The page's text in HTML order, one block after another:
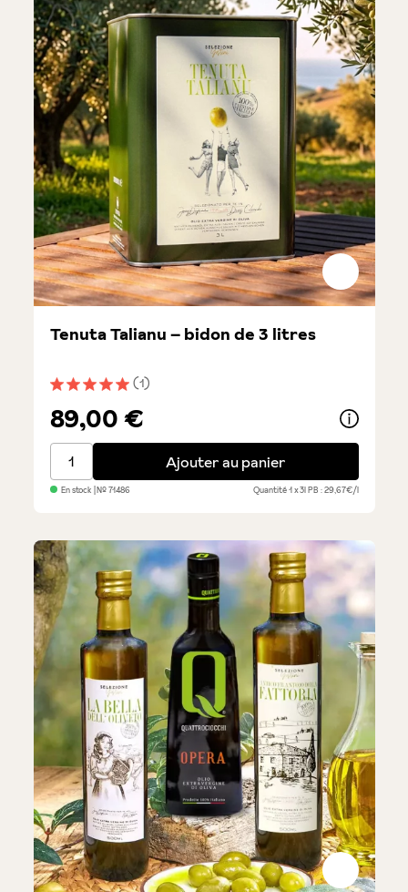
Note moyenne de 5 sur 5 étoiles
(1)
Tenuta Talianu – bidon de 3 litres
89,00 €
Tenuta Talianu – bidon de 3 litres
Ajouter au panier
En stock | №71486 Quantité1 x 3lPB : 29,67€/l